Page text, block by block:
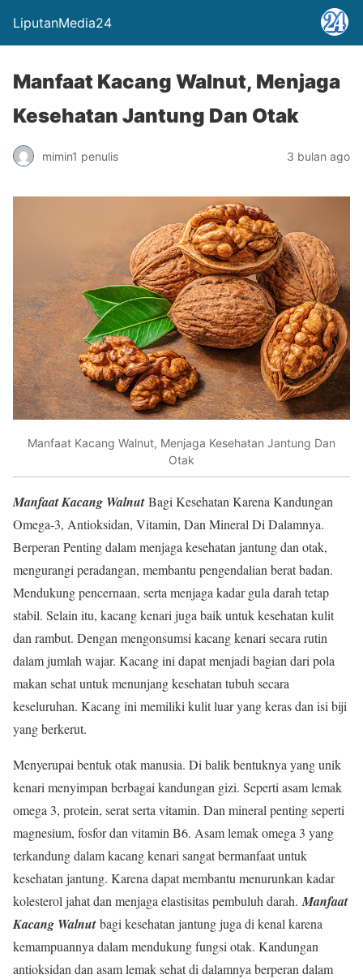
LiputanMedia24
Manfaat Kacang Walnut, Menjaga
Kesehatan Jantung Dan Otak
mimin1 penulis 3 bulan ago
Manfaat Kacang Walnut, Menjaga Kesehatan Jantung Dan
Otak
Manfaat Kacang WalnutBagi Kesehatan Karena Kandungan
Omega-3, Antioksidan, Vitamin, Dan Mineral Di Dalamnya.
Berperan Penting dalam menjaga kesehatan jantung dan otak,
mengurangi peradangan, membantu pengendalian berat badan.
Mendukung pencernaan, serta menjaga kadar gula darah tetap
stabil. Selain itu, kacang kenari juga baik untuk kesehatan kulit
dan rambut. Dengan mengonsumsi kacang kenari secara rutin
dalam jumlah wajar. Kacang ini dapat menjadi bagian dari pola
makan sehat untuk menunjang kesehatan tubuh secara
keseluruhan. Kacang ini memiliki kulit luar yang keras dan isi biji
yang berkerut.
Menyerupai bentuk otak manusia. Di balik bentuknya yang unik
kenari menyimpan berbagai kandungan gizi. Seperti asam lemak
omega 3, protein, serat serta vitamin. Dan mineral penting seperti
magnesium, fosfor dan vitamin B6. Asam lemak omega 3 yang
terkandung dalam kacang kenari sangat bermanfaat untuk
kesehatan jantung. Karena dapat membantu menurunkan kadar
kolesterol jahat dan menjaga elastisitas pembuluh darah. Manfaat
Kacang Walnutbagi kesehatan jantung juga di kenal karena
kemampuannya dalam mendukung fungsi otak. Kandungan
antioksidan dan asam lemak sehat di dalamnya berperan dalam